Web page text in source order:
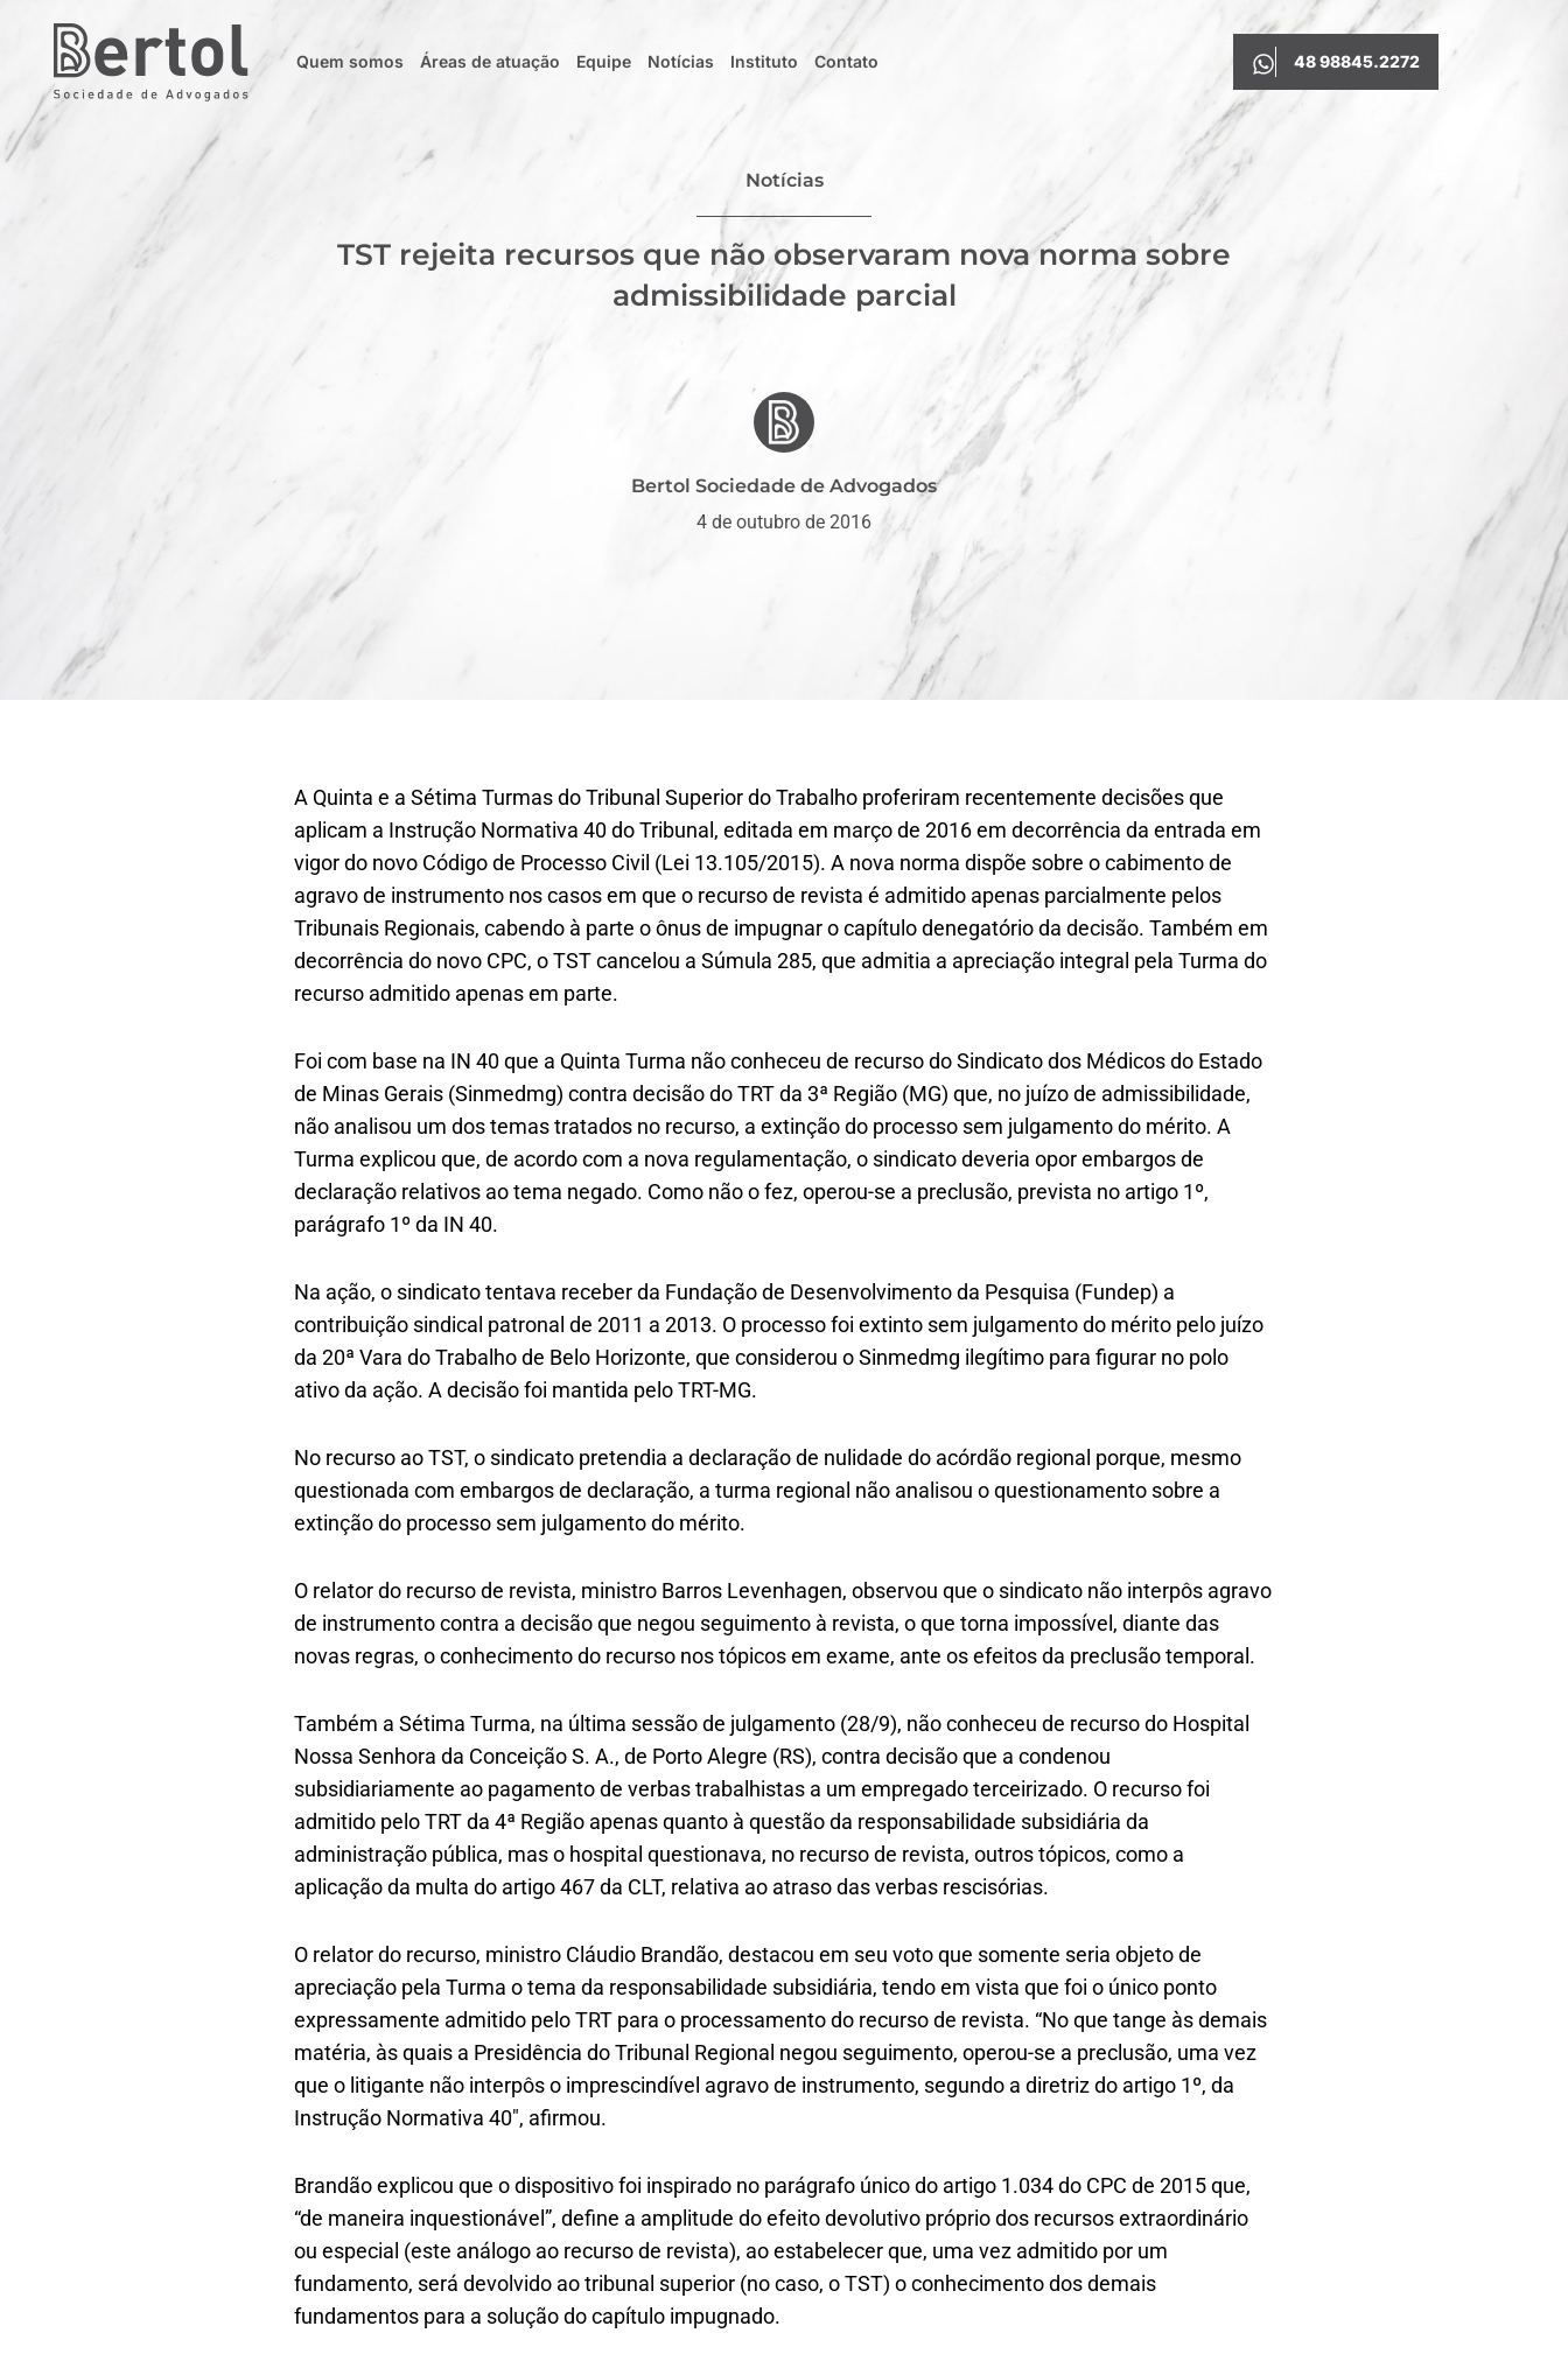
Quem somos Áreas de atuação Equipe Notícias Instituto Contato 48 98845.2272
Notícias
TST rejeita recursos que não observaram nova norma sobre
admissibilidade parcial
Bertol Sociedade de Advogados
4 de outubro de 2016
A Quinta e a Sétima Turmas do Tribunal Superior do Trabalho proferiram recentemente decisões que
aplicam a Instrução Normativa 40 do Tribunal, editada em março de 2016 em decorrência da entrada em
vigor do novo Código de Processo Civil (Lei 13.105/2015). A nova norma dispõe sobre o cabimento de
agravo de instrumento nos casos em que o recurso de revista é admitido apenas parcialmente pelos
Tribunais Regionais, cabendo à parte o ônus de impugnar o capítulo denegatório da decisão. Também em
decorrência do novo CPC, o TST cancelou a Súmula 285, que admitia a apreciação integral pela Turma do
recurso admitido apenas em parte.
Foi com base na IN 40 que a Quinta Turma não conheceu de recurso do Sindicato dos Médicos do Estado
de Minas Gerais (Sinmedmg) contra decisão do TRT da 3ª Região (MG) que, no juízo de admissibilidade,
não analisou um dos temas tratados no recurso, a extinção do processo sem julgamento do mérito. A
Turma explicou que, de acordo com a nova regulamentação, o sindicato deveria opor embargos de
declaração relativos ao tema negado. Como não o fez, operou-se a preclusão, prevista no artigo 1º,
parágrafo 1º da IN 40.
Na ação, o sindicato tentava receber da Fundação de Desenvolvimento da Pesquisa (Fundep) a
contribuição sindical patronal de 2011 a 2013. O processo foi extinto sem julgamento do mérito pelo juízo
da 20ª Vara do Trabalho de Belo Horizonte, que considerou o Sinmedmg ilegítimo para figurar no polo
ativo da ação. A decisão foi mantida pelo TRT-MG.
No recurso ao TST, o sindicato pretendia a declaração de nulidade do acórdão regional porque, mesmo
questionada com embargos de declaração, a turma regional não analisou o questionamento sobre a
extinção do processo sem julgamento do mérito.
O relator do recurso de revista, ministro Barros Levenhagen, observou que o sindicato não interpôs agravo
de instrumento contra a decisão que negou seguimento à revista, o que torna impossível, diante das
novas regras, o conhecimento do recurso nos tópicos em exame, ante os efeitos da preclusão temporal.
Também a Sétima Turma, na última sessão de julgamento (28/9), não conheceu de recurso do Hospital
Nossa Senhora da Conceição S. A., de Porto Alegre (RS), contra decisão que a condenou
subsidiariamente ao pagamento de verbas trabalhistas a um empregado terceirizado. O recurso foi
admitido pelo TRT da 4ª Região apenas quanto à questão da responsabilidade subsidiária da
administração pública, mas o hospital questionava, no recurso de revista, outros tópicos, como a
aplicação da multa do artigo 467 da CLT, relativa ao atraso das verbas rescisórias.
O relator do recurso, ministro Cláudio Brandão, destacou em seu voto que somente seria objeto de
apreciação pela Turma o tema da responsabilidade subsidiária, tendo em vista que foi o único ponto
expressamente admitido pelo TRT para o processamento do recurso de revista. “No que tange às demais
matéria, às quais a Presidência do Tribunal Regional negou seguimento, operou-se a preclusão, uma vez
que o litigante não interpôs o imprescindível agravo de instrumento, segundo a diretriz do artigo 1º, da
Instrução Normativa 40″, afirmou.
Brandão explicou que o dispositivo foi inspirado no parágrafo único do artigo 1.034 do CPC de 2015 que,
“de maneira inquestionável”, define a amplitude do efeito devolutivo próprio dos recursos extraordinário
ou especial (este análogo ao recurso de revista), ao estabelecer que, uma vez admitido por um
fundamento, será devolvido ao tribunal superior (no caso, o TST) o conhecimento dos demais
fundamentos para a solução do capítulo impugnado.